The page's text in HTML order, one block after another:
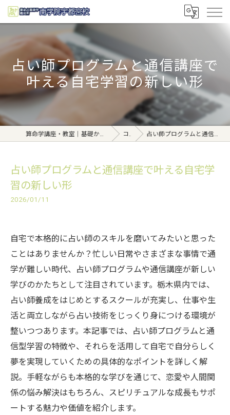
占い師プログラムと通信講座で
叶える自宅学習の新しい形
算命学講座・教室｜基礎から学べる東京日本橋【日本橋南学院】 コラム 占い師プログラムと通信講座で叶える自宅学習の新しい形
占い師プログラムと通信講座で叶える自宅学
習の新しい形
2026/01/11
自宅で本格的に占い師のスキルを磨いてみたいと思った
ことはありませんか？忙しい日常やさまざまな事情で通
学が難しい時代、占い師プログラムや通信講座が新しい
学びのかたちとして注目されています。栃木県内では、
占い師養成をはじめとするスクールが充実し、仕事や生
活と両立しながら占い技術をじっくり身につける環境が
整いつつあります。本記事では、占い師プログラムと通
信型学習の特徴や、それらを活用して自宅で自分らしく
夢を実現していくための具体的なポイントを詳しく解
説。手軽ながらも本格的な学びを通じて、恋愛や人間関
係の悩み解決はもちろん、スピリチュアルな成長もサポ
ートする魅力や価値を紹介します。